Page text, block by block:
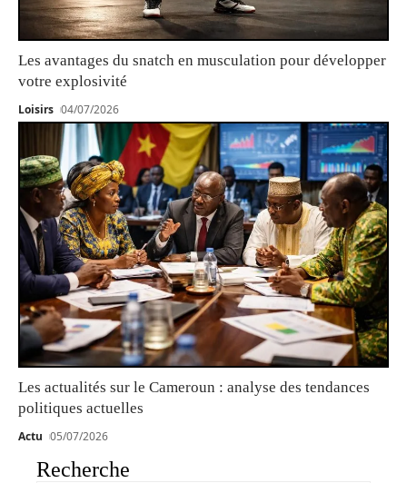
Les avantages du snatch en musculation pour développer
votre explosivité
Loisirs 04/07/2026
Les actualités sur le Cameroun : analyse des tendances
politiques actuelles
Actu 05/07/2026
Recherche